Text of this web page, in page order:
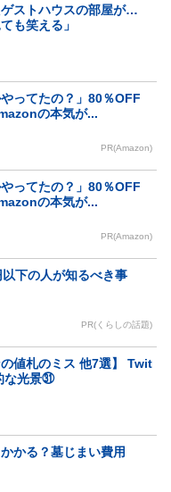
ストハウスの部屋が…
も笑える」
やってたの？」80％OFF
の本気が...
PR(Amazon)
やってたの？」80％OFF
の本気が...
PR(Amazon)
下の人が知るべき事
PR(くらしの話題)
の値札のミス 他7選】 Twit
な光景㉛
かる？墓じまい費用